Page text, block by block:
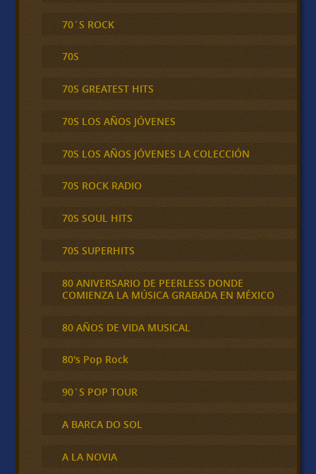
70´S ROCK
70S
70S GREATEST HITS
70S LOS AÑOS JÓVENES
70S LOS AÑOS JÓVENES LA COLECCIÓN
70S ROCK RADIO
70S SOUL HITS
70S SUPERHITS
80 ANIVERSARIO DE PEERLESS DONDE
COMIENZA LA MÚSICA GRABADA EN MÉXICO
80 AÑOS DE VIDA MUSICAL
80's Pop Rock
90´S POP TOUR
A BARCA DO SOL
A LA NOVIA